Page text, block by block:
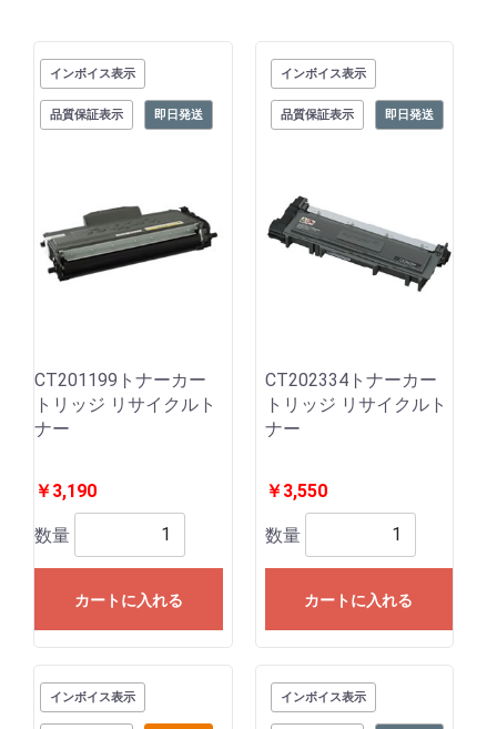
インボイス表示
品質保証表示 即日発送
CT201199トナーカー
トリッジ リサイクルト
ナー
￥3,190
数量
カートに入れる
インボイス表示
品質保証表示 即日発送
CT202334トナーカー
トリッジ リサイクルト
ナー
￥3,550
数量
カートに入れる
インボイス表示 インボイス表示